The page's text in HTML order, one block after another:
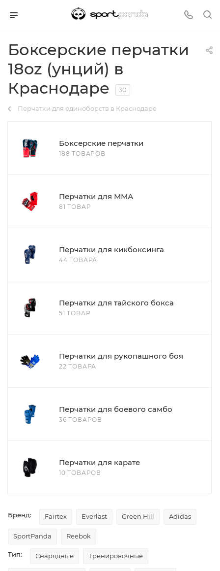
Боксерские перчатки
18oz (унций) в
Краснодаре
30
Перчатки для единоборств в Краснодаре
Боксерские перчатки
188 ТОВАРОВ
Перчатки для ММА
81 ТОВАР
Перчатки для кикбоксинга
44 ТОВАРА
Перчатки для тайского бокса
51 ТОВАР
Перчатки для рукопашного боя
22 ТОВАРА
Перчатки для боевого самбо
36 ТОВАРОВ
Перчатки для карате
10 ТОВАРОВ
Бренд: Fairtex Everlast Green Hill Adidas
SportPanda Reebok
Тип: Снарядные Тренировочные